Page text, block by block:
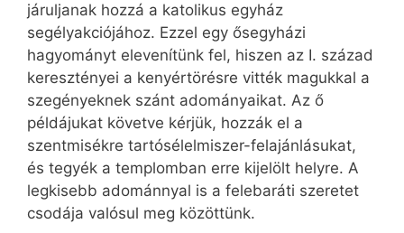
járuljanak hozzá a katolikus egyház
segélyakciójához. Ezzel egy ősegyházi
hagyományt elevenítünk fel, hiszen az I. század
keresztényei a kenyértörésre vitték magukkal a
szegényeknek szánt adományaikat. Az ő
példájukat követve kérjük, hozzák el a
szentmisékre tartósélelmiszer-felajánlásukat,
és tegyék a templomban erre kijelölt helyre. A
legkisebb adománnyal is a felebaráti szeretet
csodája valósul meg közöttünk.